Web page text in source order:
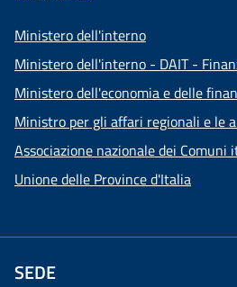
Ministero dell'interno
Ministero dell'interno - DAIT -
Ministero dell'economia e delle
Ministro per gli affari regionali e le
Associazione nazionale dei Comuni
Unione delle Province d'Italia
SEDE